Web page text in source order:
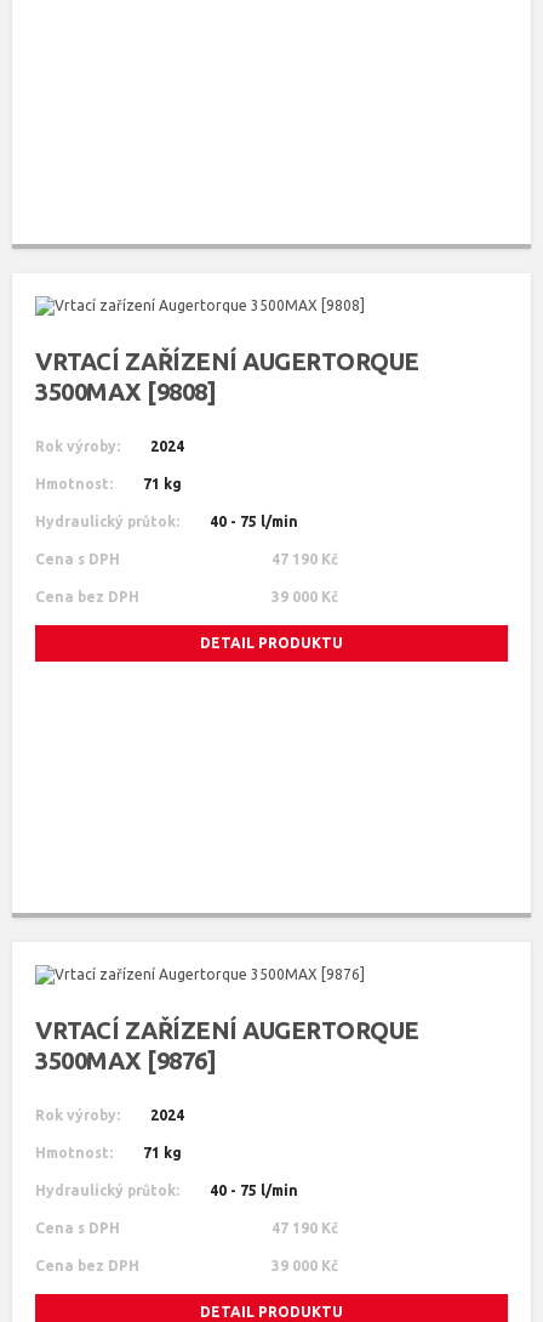
VRTACÍ ZAŘÍZENÍ AUGERTORQUE
3500MAX [9808]
Rok výroby: 2024
Hmotnost: 71 kg
Hydraulický průtok: 40 - 75 l/min
Cena s DPH 47 190 Kč
Cena bez DPH 39 000 Kč
DETAIL PRODUKTU
VRTACÍ ZAŘÍZENÍ AUGERTORQUE
3500MAX [9876]
Rok výroby: 2024
Hmotnost: 71 kg
Hydraulický průtok: 40 - 75 l/min
Cena s DPH 47 190 Kč
Cena bez DPH 39 000 Kč
DETAIL PRODUKTU